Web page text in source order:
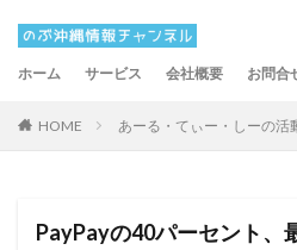
ホーム サービス 会社概要 お問合
HOME あーる・てぃー・しーの活
PayPayの40パーセント、